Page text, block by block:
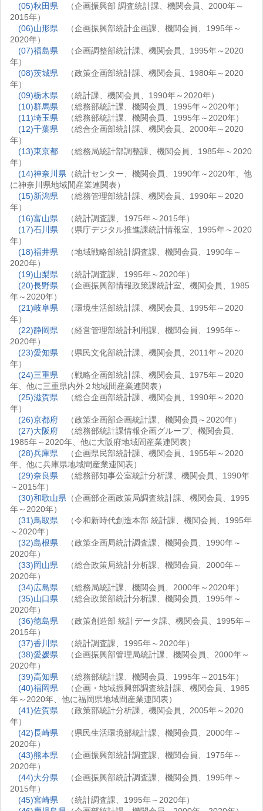
(05)秋田県 （企画振興部 調査統計課、機関会員、2000年～
2015年）
(06)山形県 （企画振興部統計企画課、機関会員、1995年～
2020年）
(07)福島県 （企画調整部統計課、機関会員、1995年～2020
年）
(08)茨城県 （政策企画部統計課、機関会員、1980年～2020
年）
(09)栃木県 （統計課、機関会員、1990年～2020年）
(10)群馬県 （総務部統計課、機関会員、1995年～2020年）
(11)埼玉県 （総務部統計課、機関会員、1995年～2020年）
(12)千葉県 （総合企画部統計課、機関会員、2000年～2020
年）
(13)東京都 （総務局統計部調整課、機関会員、1985年～2020
年）
(14)神奈川県 （統計センター、機関会員、1990年～2020年、他
に神奈川県地域間産業連関表）
(15)新潟県 （総務管理部統計課、機関会員、1990年～2020
年）
(16)富山県 （統計調査課、1975年～2015年）
(17)石川県 （県庁デジタル推進課統計情報室、1995年～2020
年）
(18)福井県 （地域戦略部統計調査課、機関会員、1990年～
2020年）
(19)山梨県 （統計調査課、1995年～2020年）
(20)長野県 （企画振興部情報政策課統計室、機関会員、1985
年～2020年）
(21)岐阜県 （環境生活部統計課、機関会員、1995年～2020
年）
(22)静岡県 （経営管理部統計利用課、機関会員、1995年～
2020年）
(23)愛知県 （県民文化部統計課、機関会員、2011年～2020
年）
(24)三重県 （戦略企画部統計課、機関会員、1975年～2020
年、他に三重県内外２地域間産業連関表）
(25)滋賀県 （総合企画部統計課、機関会員、1990年～2020
年）
(26)京都府 （政策企画部企画統計課、機関会員～2020年）
(27)大阪府 （総務部統計課情報企画グループ、機関会員、
1985年～2020年、他に大阪府地域間産業連関表）
(28)兵庫県 （企画県民部統計課、機関会員、1955年～2020
年、他に兵庫県地域間産業連関表）
(29)奈良県 （総務部知事公室統計分析課、機関会員、1990年
～2015年）
(30)和歌山県 （企画部企画政策局調査統計課、機関会員、1995
年～2020年）
(31)鳥取県 （令和新時代創造本部 統計課、機関会員、1995年
～2020年）
(32)島根県 （政策企画局統計調査課、機関会員、1990年～
2020年）
(33)岡山県 （総合政策局統計分析課、機関会員、2000年～
2020年）
(34)広島県 （総務局統計課、機関会員、2000年～2020年）
(35)山口県 （総合政策部統計分析課、機関会員、1995年～
2020年）
(36)徳島県 （政策創造部 統計データ課、機関会員、1995年～
2015年）
(37)香川県 （統計調査課、1995年～2020年）
(38)愛媛県 （企画振興部管理局統計課、機関会員、2000年～
2020年）
(39)高知県 （総務部統計課、機関会員、1995年～2015年）
(40)福岡県 （企画・地域振興部調査統計課、機関会員、1985
年～2020年、他に福岡県地域間産業連関表）
(41)佐賀県 （政策部統計分析課、機関会員、2005年～2020
年）
(42)長崎県 （県民生活環境部統計課、機関会員、2000年～
2020年）
(43)熊本県 （企画振興部統計調査課、機関会員、1975年～
2020年）
(44)大分県 （企画振興部統計調査課、機関会員、1995年～
2015年）
(45)宮崎県 （統計調査課、1995年～2020年）